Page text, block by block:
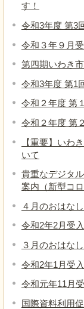
す！
令和3年度 第3
令和３年９月
第四期いわき
令和3年度 第1
令和２年度 第
令和２年度 第
【重要】いわ
いて
貴重なデジタ
案内（新型コ
４月のおはな
令和2年2月受
３月のおはな
令和2年1月受
令和元年11月
国際資料利用